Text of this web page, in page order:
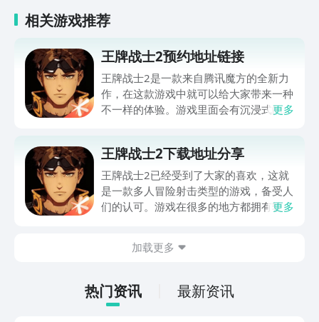
相关游戏推荐
王牌战士2预约地址链接
王牌战士2是一款来自腾讯魔方的全新力
作，在这款游戏中就可以给大家带来一种
不一样的体验。游戏里面会有沉浸式的视
款游戏中有更好的体验，可以点击以下的
链接。
更多
王牌战士2下载地址分享
王牌战士2已经受到了大家的喜欢，这就
是一款多人冒险射击类型的游戏，备受人
们的认可。游戏在很多的地方都拥有较高
下接下来的介绍。这款游戏真的非常的精
戏画面，相信人们都会觉得比较喜欢。
更多
加载更多
热门资讯 最新资讯